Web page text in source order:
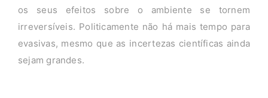
os seus efeitos sobre o ambiente se tornem
irreversíveis. Politicamente não há mais tempo para
evasivas, mesmo que as incertezas científicas ainda
sejam grandes.